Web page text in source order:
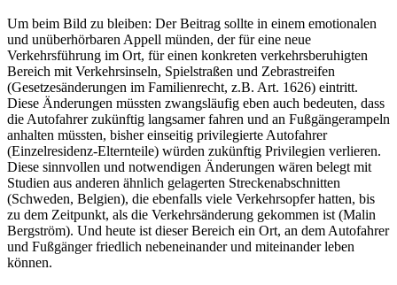
Um beim Bild zu bleiben: Der Beitrag sollte in einem emotionalen
und unüberhörbaren Appell münden, der für eine neue
Verkehrsführung im Ort, für einen konkreten verkehrsberuhigten
Bereich mit Verkehrsinseln, Spielstraßen und Zebrastreifen
(Gesetzesänderungen im Familienrecht, z.B. Art. 1626) eintritt.
Diese Änderungen müssten zwangsläufig eben auch bedeuten, dass
die Autofahrer zukünftig langsamer fahren und an Fußgängerampeln
anhalten müssten, bisher einseitig privilegierte Autofahrer
(Einzelresidenz-Elternteile) würden zukünftig Privilegien verlieren.
Diese sinnvollen und notwendigen Änderungen wären belegt mit
Studien aus anderen ähnlich gelagerten Streckenabschnitten
(Schweden, Belgien), die ebenfalls viele Verkehrsopfer hatten, bis
zu dem Zeitpunkt, als die Verkehrsänderung gekommen ist (Malin
Bergström). Und heute ist dieser Bereich ein Ort, an dem Autofahrer
und Fußgänger friedlich nebeneinander und miteinander leben
können.